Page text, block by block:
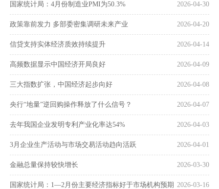
案例中心
联系我们
在线留言
2026-04-30
国家统计局：4月份制造业PMI为50.3%
2026-04-20
政策靠前发力 多部委密集调研未来产业
2026-04-14
信贷支持实体经济质效持续提升
2026-04-09
高频数据显示中国经济开局良好
2026-04-08
三大指数扩张，中国经济起步向好
2026-04-07
央行“地量”逆回购操作释放了什么信号？
2026-04-03
去年我国企业发明专利产业化率达54%
2026-04-01
3月企业生产活动与市场交易活动趋向活跃
2026-03-30
金融总量保持较快增长
2026-03-16
国家统计局：1—2月份主要经济指标好于市场机构预期